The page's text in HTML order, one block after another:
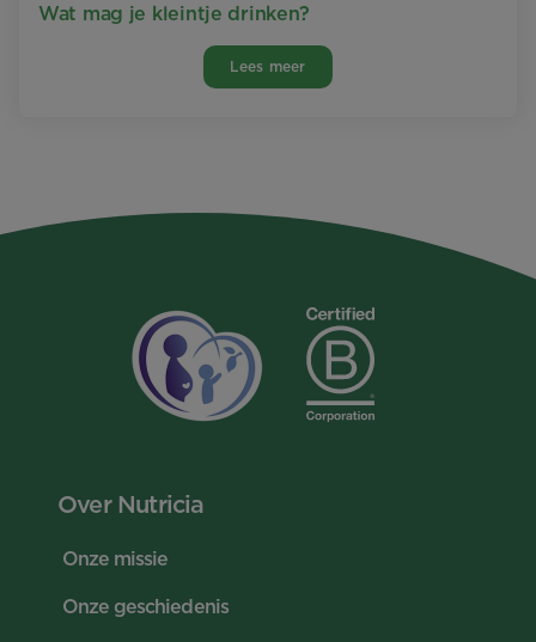
Wat mag je kleintje drinken?
Lees meer
Over Nutricia
Onze missie
Onze geschiedenis